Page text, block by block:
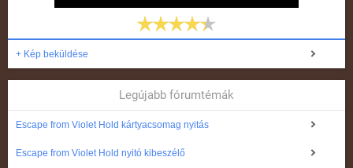
+ Kép beküldése
Legújabb fórumtémák
Escape from Violet Hold kártyacsomag nyitás
Escape from Violet Hold nyitó kibeszélő